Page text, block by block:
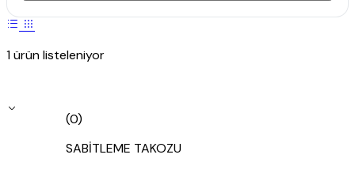
1 ürün listeleniyor
(0)
SABİTLEME TAKOZU